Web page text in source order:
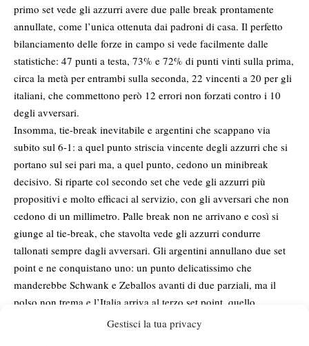
Gestisci la tua privacy
primo set vede gli azzurri avere due palle break prontamente
annullate, come l’unica ottenuta dai padroni di casa. Il perfetto
bilanciamento delle forze in campo si vede facilmente dalle
statistiche: 47 punti a testa, 73% e 72% di punti vinti sulla prima,
circa la metà per entrambi sulla seconda, 22 vincenti a 20 per gli
italiani, che commettono però 12 errori non forzati contro i 10
degli avversari.
Insomma, tie-break inevitabile e argentini che scappano via
subito sul 6-1: a quel punto striscia vincente degli azzurri che si
portano sul sei pari ma, a quel punto, cedono un minibreak
decisivo. Si riparte col secondo set che vede gli azzurri più
propositivi e molto efficaci al servizio, con gli avversari che non
cedono di un millimetro. Palle break non ne arrivano e così si
giunge al tie-break, che stavolta vede gli azzurri condurre
tallonati sempre dagli avversari. Gli argentini annullano due set
point e ne conquistano uno: un punto delicatissimo che
manderebbe Schwank e Zeballos avanti di due parziali, ma il
polso non trema e l’Italia arriva al terzo set point, quello